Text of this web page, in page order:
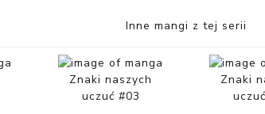
Inne mangi z tej serii
Znaki naszych
uczuć #03
Znaki